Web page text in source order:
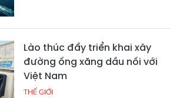
Lào thúc đẩy triển khai xây
đường ống xăng dầu nối với
Việt Nam
THẾ GIỚI